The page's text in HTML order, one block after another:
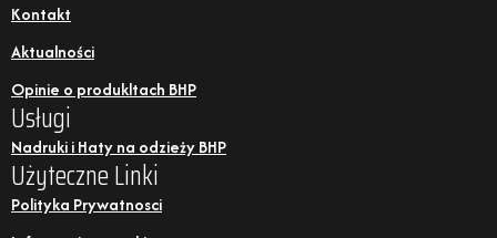
Kontakt
Aktualności
Opinie o produkltach BHP
Usługi
Nadruki i Haty na odzieży BHP
Użyteczne Linki
Polityka Prywatnosci